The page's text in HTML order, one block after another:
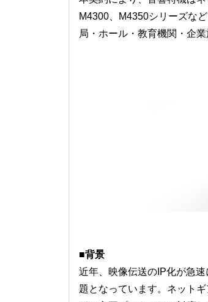
M4300、M4350シリーズな
局・ホール・教育機関・企
■背景
近年、映像伝送のIP化が急
題となっています。ネット